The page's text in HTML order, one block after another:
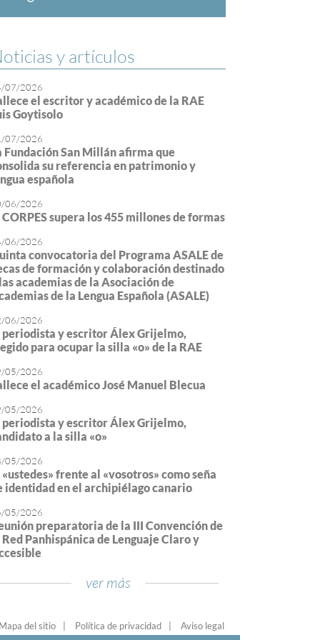
y artículos
07/2026
el escritor y académico de la RAE
Goytisolo
07/2026
Fundación San Millán afirma que
su referencia en patrimonio y
española
06/2026
CORPES supera los 455 millones de formas
06/2026
convocatoria del Programa ASALE de
de formación y colaboración destinado
academias de la Asociación de
de la Lengua Española (ASALE)
06/2026
periodista y escritor Álex Grijelmo,
para ocupar la silla «o» de la RAE
05/2026
el académico José Manuel Blecua
05/2026
periodista y escritor Álex Grijelmo,
a la silla «o»
05/2026
«ustedes» frente al «vosotros» como seña
identidad en el archipiélago canario
05/2026
preparatoria de la III Convención de
Red Panhispánica de Lenguaje Claro y
ver más
Mapa del sitio Política de privacidad Aviso legal